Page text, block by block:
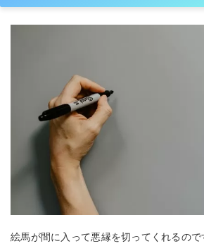
絵馬が間に入って悪縁を切ってくれるの